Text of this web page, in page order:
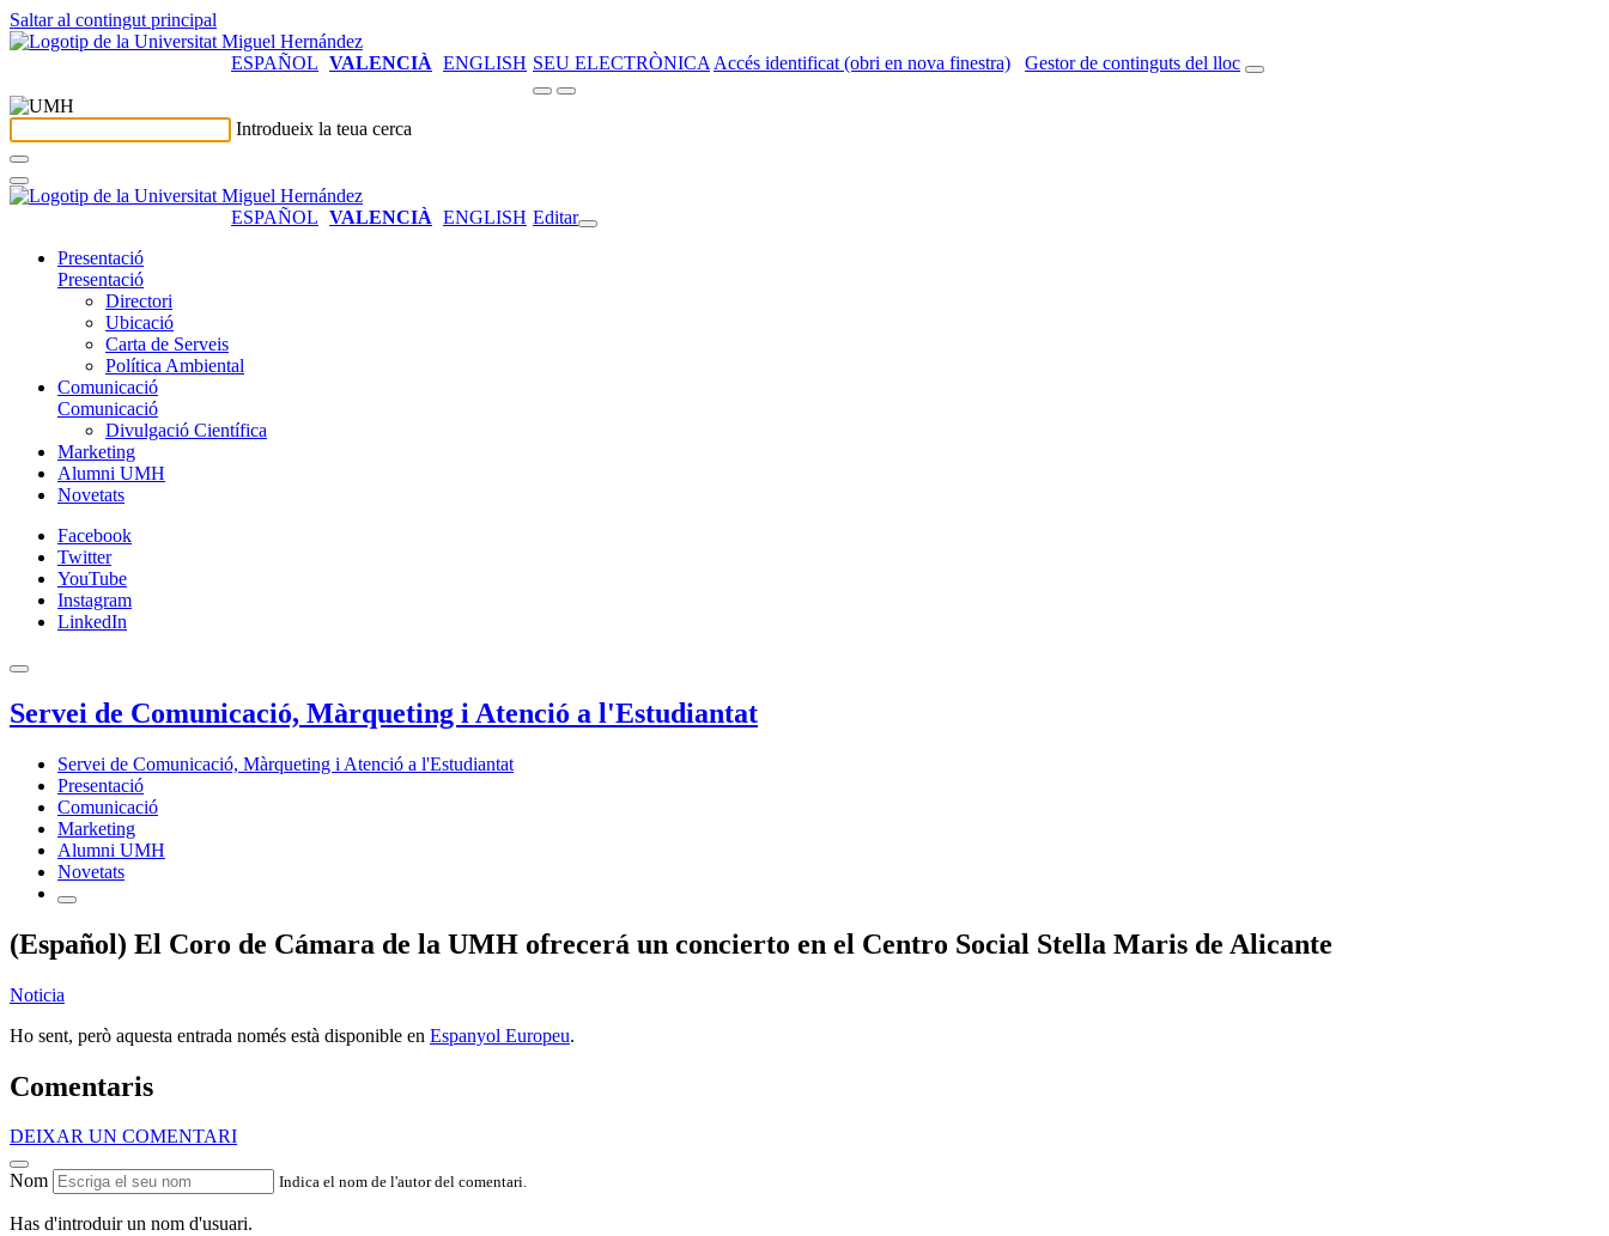
Saltar al contingut principal
ESPAÑOL VALENCIÀ ENGLISH SEU ELECTRÒNICA Accés identificat (obri en nova finestra) Gestor de continguts del lloc
Introdueix la teua cerca
ESPAÑOL VALENCIÀ ENGLISH Editar
Presentació
Presentació
Directori
Ubicació
Carta de Serveis
Política Ambiental
Comunicació
Comunicació
Divulgació Científica
Marketing
Alumni UMH
Novetats
Facebook
Twitter
YouTube
Instagram
LinkedIn
Servei de Comunicació, Màrqueting i Atenció a l'Estudiantat
Servei de Comunicació, Màrqueting i Atenció a l'Estudiantat
Presentació
Comunicació
Marketing
Alumni UMH
Novetats
(Español) El Coro de Cámara de la UMH ofrecerá un concierto en el Centro Social Stella Maris de Alicante
Noticia
Ho sent, però aquesta entrada només està disponible en Espanyol Europeu.
Comentaris
DEIXAR UN COMENTARI
Nom Indica el nom de l'autor del comentari.
Has d'introduir un nom d'usuari.